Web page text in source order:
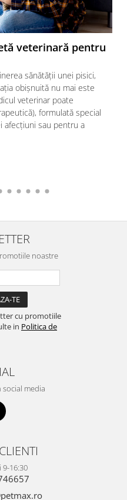
veterinară pentru
sănătății unei pisici,
obișnuită nu mai este
veterinar poate
formulată special
afecțiuni sau pentru a
noastre
cu promotiile
in Politica de
social media
16:30